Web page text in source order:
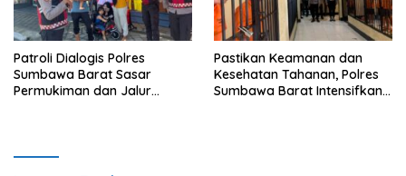
Patroli Dialogis Polres
Sumbawa Barat Sasar
Permukiman dan Jalur
Pastikan Keamanan dan
Kesehatan Tahanan, Polres
Sumbawa Barat Intensifkan